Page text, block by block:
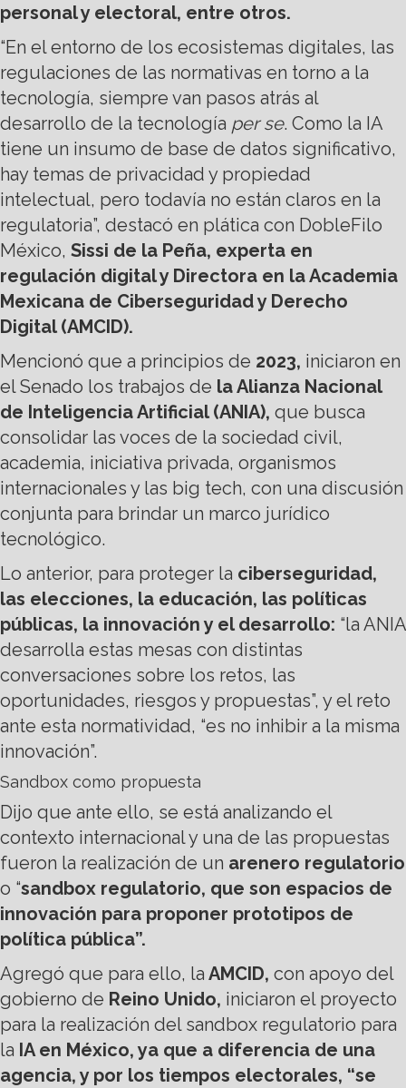
personal y electoral, entre otros.
“En el entorno de los ecosistemas digitales, las
regulaciones de las normativas en torno a la
tecnología, siempre van pasos atrás al
desarrollo de la tecnología per se. Como la IA
tiene un insumo de base de datos significativo,
hay temas de privacidad y propiedad
intelectual, pero todavía no están claros en la
regulatoria”, destacó en plática con DobleFilo
México, Sissi de la Peña, experta en
regulación digital y Directora en la Academia
Mexicana de Ciberseguridad y Derecho
Digital (AMCID).
Mencionó que a principios de 2023, iniciaron en
el Senado los trabajos de la Alianza Nacional
de Inteligencia Artificial (ANIA), que busca
consolidar las voces de la sociedad civil,
academia, iniciativa privada, organismos
internacionales y las big tech, con una discusión
conjunta para brindar un marco jurídico
tecnológico.
Lo anterior, para proteger la ciberseguridad,
las elecciones, la educación, las políticas
públicas, la innovación y el desarrollo: “la ANIA
desarrolla estas mesas con distintas
conversaciones sobre los retos, las
oportunidades, riesgos y propuestas”, y el reto
ante esta normatividad, “es no inhibir a la misma
innovación”.
Sandbox como propuesta
Dijo que ante ello, se está analizando el
contexto internacional y una de las propuestas
fueron la realización de un arenero regulatorio
o “sandbox regulatorio, que son espacios de
innovación para proponer prototipos de
política pública”.
Agregó que para ello, la AMCID, con apoyo del
gobierno de Reino Unido, iniciaron el proyecto
para la realización del sandbox regulatorio para
la IA en México, ya que a diferencia de una
agencia, y por los tiempos electorales, “se